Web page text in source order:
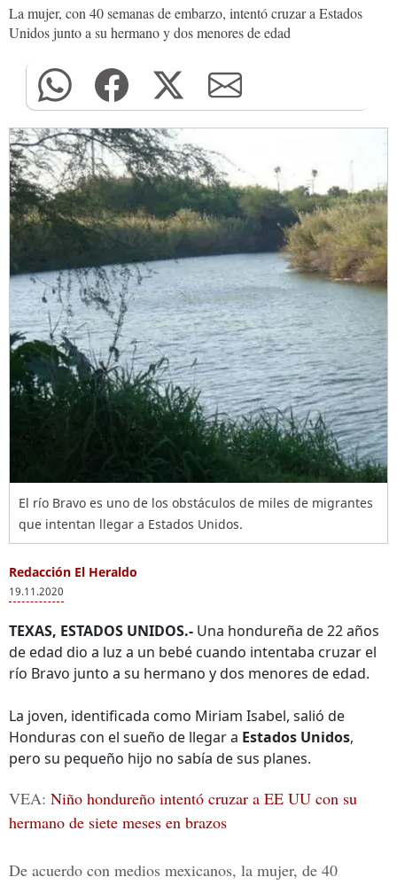
La mujer, con 40 semanas de embarzo, intentó cruzar a Estados
Unidos junto a su hermano y dos menores de edad
El río Bravo es uno de los obstáculos de miles de migrantes
que intentan llegar a Estados Unidos.
Redacción El Heraldo
19.11.2020
TEXAS, ESTADOS UNIDOS.- Una hondureña de 22 años
de edad dio a luz a un bebé cuando intentaba cruzar el
río Bravo junto a su hermano y dos menores de edad.
La joven, identificada como Miriam Isabel, salió de
Honduras con el sueño de llegar a Estados Unidos,
pero su pequeño hijo no sabía de sus planes.
VEA: Niño hondureño intentó cruzar a EE UU con su
hermano de siete meses en brazos
De acuerdo con medios mexicanos, la mujer, de 40